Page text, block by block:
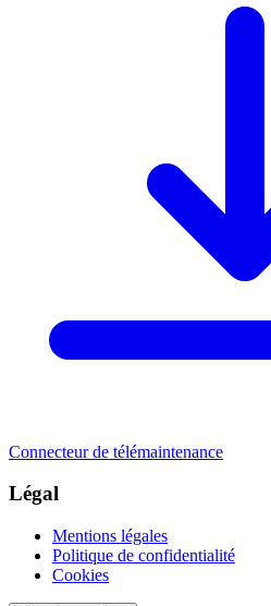
Connecteur de télémaintenance
Légal
Mentions légales
Politique de confidentialité
Cookies